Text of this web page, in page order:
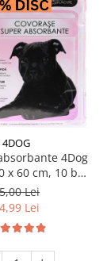
4DOG
4Dog
x 60 cm, 10 buc
Lei
Lei